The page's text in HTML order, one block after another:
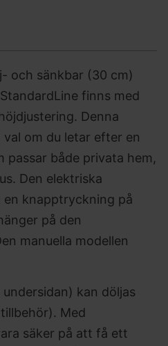
och sänkbar (30 cm)
finns med
Denna
om du letar efter en
passar både privata hem,
Den elektriska
en knapptryckning på
på den
manuella modellen
kan döljas
Med
säker på att få ett